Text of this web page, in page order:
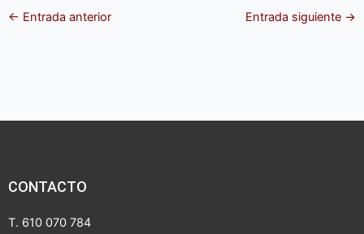
← Entrada anterior Entrada siguiente →
CONTACTO
T. 610 070 784